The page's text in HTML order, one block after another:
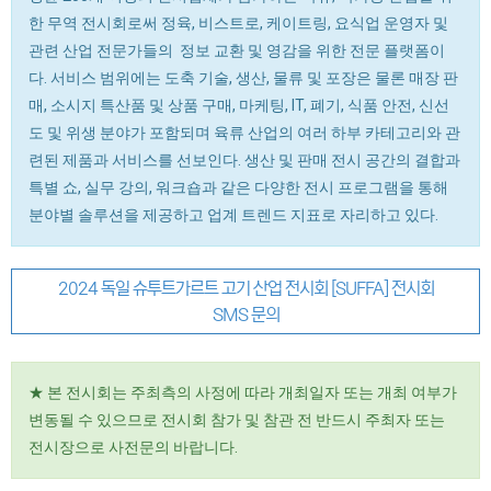
한 무역 전시회로써 정육, 비스트로, 케이트링, 요식업 운영자 및
관련 산업 전문가들의 정보 교환 및 영감을 위한 전문 플랫폼이
다. 서비스 범위에는 도축 기술, 생산, 물류 및 포장은 물론 매장 판
매, 소시지 특산품 및 상품 구매, 마케팅, IT, 폐기, 식품 안전, 신선
도 및 위생 분야가 포함되며 육류 산업의 여러 하부 카테고리와 관
련된 제품과 서비스를 선보인다. 생산 및 판매 전시 공간의 결합과
특별 쇼, 실무 강의, 워크숍과 같은 다양한 전시 프로그램을 통해
분야별 솔루션을 제공하고 업계 트렌드 지표로 자리하고 있다.
2024 독일 슈투트가르트 고기 산업 전시회 [SUFFA] 전시회
SMS 문의
★ 본 전시회는 주최측의 사정에 따라 개최일자 또는 개최 여부가
변동될 수 있으므로 전시회 참가 및 참관 전 반드시 주최자 또는
전시장으로 사전문의 바랍니다.